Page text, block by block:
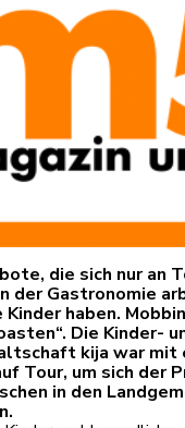
die sich nur an
der Gastronomie
haben.
Die Kinder-
kija war mit
Tour, um sich der
in den